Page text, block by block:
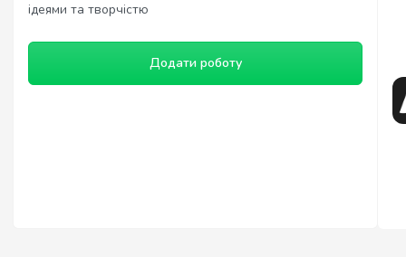
ідеями та творчістю
Додати роботу